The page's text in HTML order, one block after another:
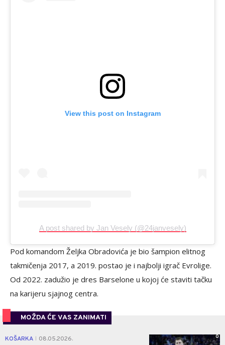
View this post on Instagram
A post shared by Jan Vesely (@24janvesely)
Pod komandom Željka Obradovića je bio šampion elitnog
takmičenja 2017, a 2019. postao je i najbolji igrač Evrolige.
Od 2022. zadužio je dres Barselone u kojoj će staviti tačku
na karijeru sjajnog centra.
MOŽDA ĆE VAS ZANIMATI
KOŠARKA 08.05.2026. 0